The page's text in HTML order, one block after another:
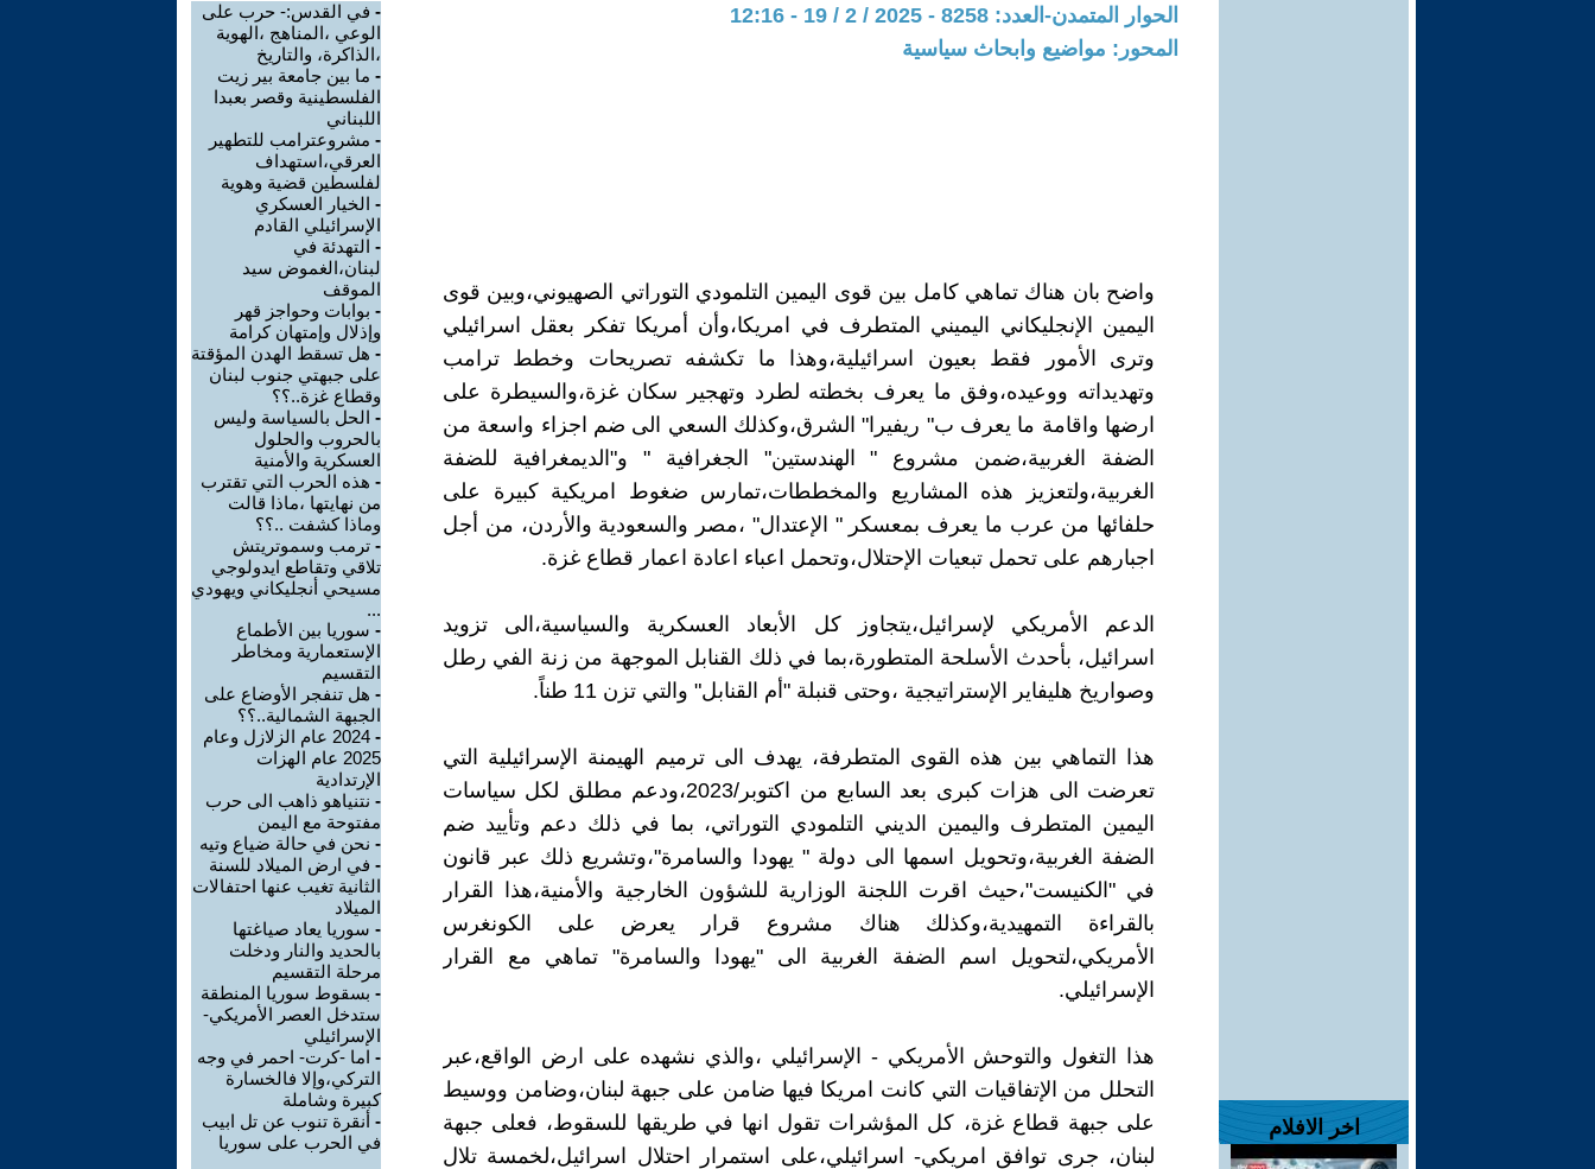
اخر الافلام
الحوار المتمدن-العدد: 8258 - 2025 / 2 / 19 - 12:16
المحور: مواضيع وابحاث سياسية
واضح بان هناك تماهي كامل بين قوى اليمين التلمودي التوراتي الصهيوني،وبين قوى
اليمين الإنجليكاني اليميني المتطرف في امريكا،وأن أمريكا تفكر بعقل اسرائيلي
وترى الأمور فقط بعيون اسرائيلية،وهذا ما تكشفه تصريحات وخطط ترامب
وتهديداته ووعيده،وفق ما يعرف بخطته لطرد وتهجير سكان غزة،والسيطرة على
ارضها واقامة ما يعرف ب" ريفيرا" الشرق،وكذلك السعي الى ضم اجزاء واسعة من
الضفة الغربية،ضمن مشروع " الهندستين" الجغرافية " و"الديمغرافية للضفة
الغربية،ولتعزيز هذه المشاريع والمخططات،تمارس ضغوط امريكية كبيرة على
حلفائها من عرب ما يعرف بمعسكر " الإعتدال" ،مصر والسعودية والأردن، من أجل
اجبارهم على تحمل تبعيات الإحتلال،وتحمل اعباء اعادة اعمار قطاع غزة.
الدعم الأمريكي لإسرائيل،يتجاوز كل الأبعاد العسكرية والسياسية،الى تزويد
اسرائيل، بأحدث الأسلحة المتطورة،بما في ذلك القنابل الموجهة من زنة الفي رطل
وصواريخ هليفاير الإستراتيجية ،وحتى قنبلة "أم القنابل" والتي تزن 11 طناً.
هذا التماهي بين هذه القوى المتطرفة، يهدف الى ترميم الهيمنة الإسرائيلية التي
تعرضت الى هزات كبرى بعد السابع من اكتوبر/2023،ودعم مطلق لكل سياسات
اليمين المتطرف واليمين الديني التلمودي التوراتي، بما في ذلك دعم وتأييد ضم
الضفة الغربية،وتحويل اسمها الى دولة " يهودا والسامرة"،وتشريع ذلك عبر قانون
في "الكنيست"،حيث اقرت اللجنة الوزارية للشؤون الخارجية والأمنية،هذا القرار
بالقراءة التمهيدية،وكذلك هناك مشروع قرار يعرض على الكونغرس
الأمريكي،لتحويل اسم الضفة الغربية الى "يهودا والسامرة" تماهي مع القرار
الإسرائيلي.
هذا التغول والتوحش الأمريكي - الإسرائيلي ،والذي نشهده على ارض الواقع،عبر
التحلل من الإتفاقيات التي كانت امريكا فيها ضامن على جبهة لبنان،وضامن ووسيط
على جبهة قطاع غزة، كل المؤشرات تقول انها في طريقها للسقوط، فعلى جبهة
لبنان، جرى توافق امريكي- اسرائيلي،على استمرار احتلال اسرائيل،لخمسة تلال
- في القدس:- حرب على
الوعي ،المناهج ،الهوية
،الذاكرة، والتاريخ
- ما بين جامعة بير زيت
الفلسطينية وقصر بعبدا
اللبناني
- مشروعترامب للتطهير
العرقي،استهداف
لفلسطين قضية وهوية
- الخيار العسكري
الإسرائيلي القادم
- التهدئة في
لبنان،الغموض سيد
الموقف
- بوابات وحواجز قهر
وإذلال وإمتهان كرامة
- هل تسقط الهدن المؤقتة
على جبهتي جنوب لبنان
وقطاع غزة..؟؟
- الحل بالسياسة وليس
بالحروب والحلول
العسكرية والأمنية
- هذه الحرب التي تقترب
من نهايتها ،ماذا قالت
وماذا كشفت ..؟؟
- ترمب وسموتريتش
تلاقي وتقاطع ايدولوجي
مسيحي أنجليكاني ويهودي
...
- سوريا بين الأطماع
الإستعمارية ومخاطر
التقسيم
- هل تنفجر الأوضاع على
الجبهة الشمالية..؟؟
-
2024 عام الزلازل وعام
2025 عام الهزات
الإرتدادية
- نتنياهو ذاهب الى حرب
مفتوحة مع اليمن
- نحن في حالة ضياع وتيه
- في ارض الميلاد للسنة
الثانية تغيب عنها احتفالات
الميلاد
- سوريا يعاد صياغتها
بالحديد والنار ودخلت
مرحلة التقسيم
- بسقوط سوريا المنطقة
ستدخل العصر الأمريكي-
الإسرائيلي
- اما -كرت- احمر في وجه
التركي،وإلا فالخسارة
كبيرة وشاملة
- أنقرة تنوب عن تل ابيب
في الحرب على سوريا